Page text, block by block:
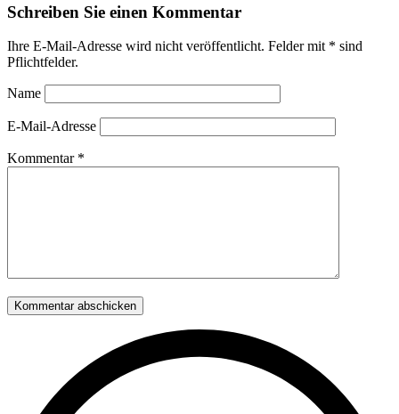
Schreiben Sie einen Kommentar
Ihre E-Mail-Adresse wird nicht veröffentlicht. Felder mit * sind
Pflichtfelder.
Name
E-Mail-Adresse
Kommentar *
Kommentar abschicken